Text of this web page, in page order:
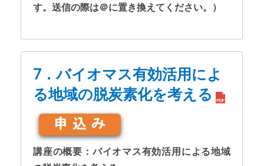
す。送信の際は＠に置き換えてください。）
7．バイオマス有効活用によ
る地域の脱炭素化を考える
講座の概要：バイオマス有効活用による地域